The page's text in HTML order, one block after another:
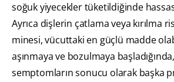
soğuk yiyecekler tüketildiğinde
Ayrıca dişlerin çatlama veya kırılma
minesi, vücuttaki en güçlü madde
aşınmaya ve bozulmaya
semptomların sonucu olarak başka